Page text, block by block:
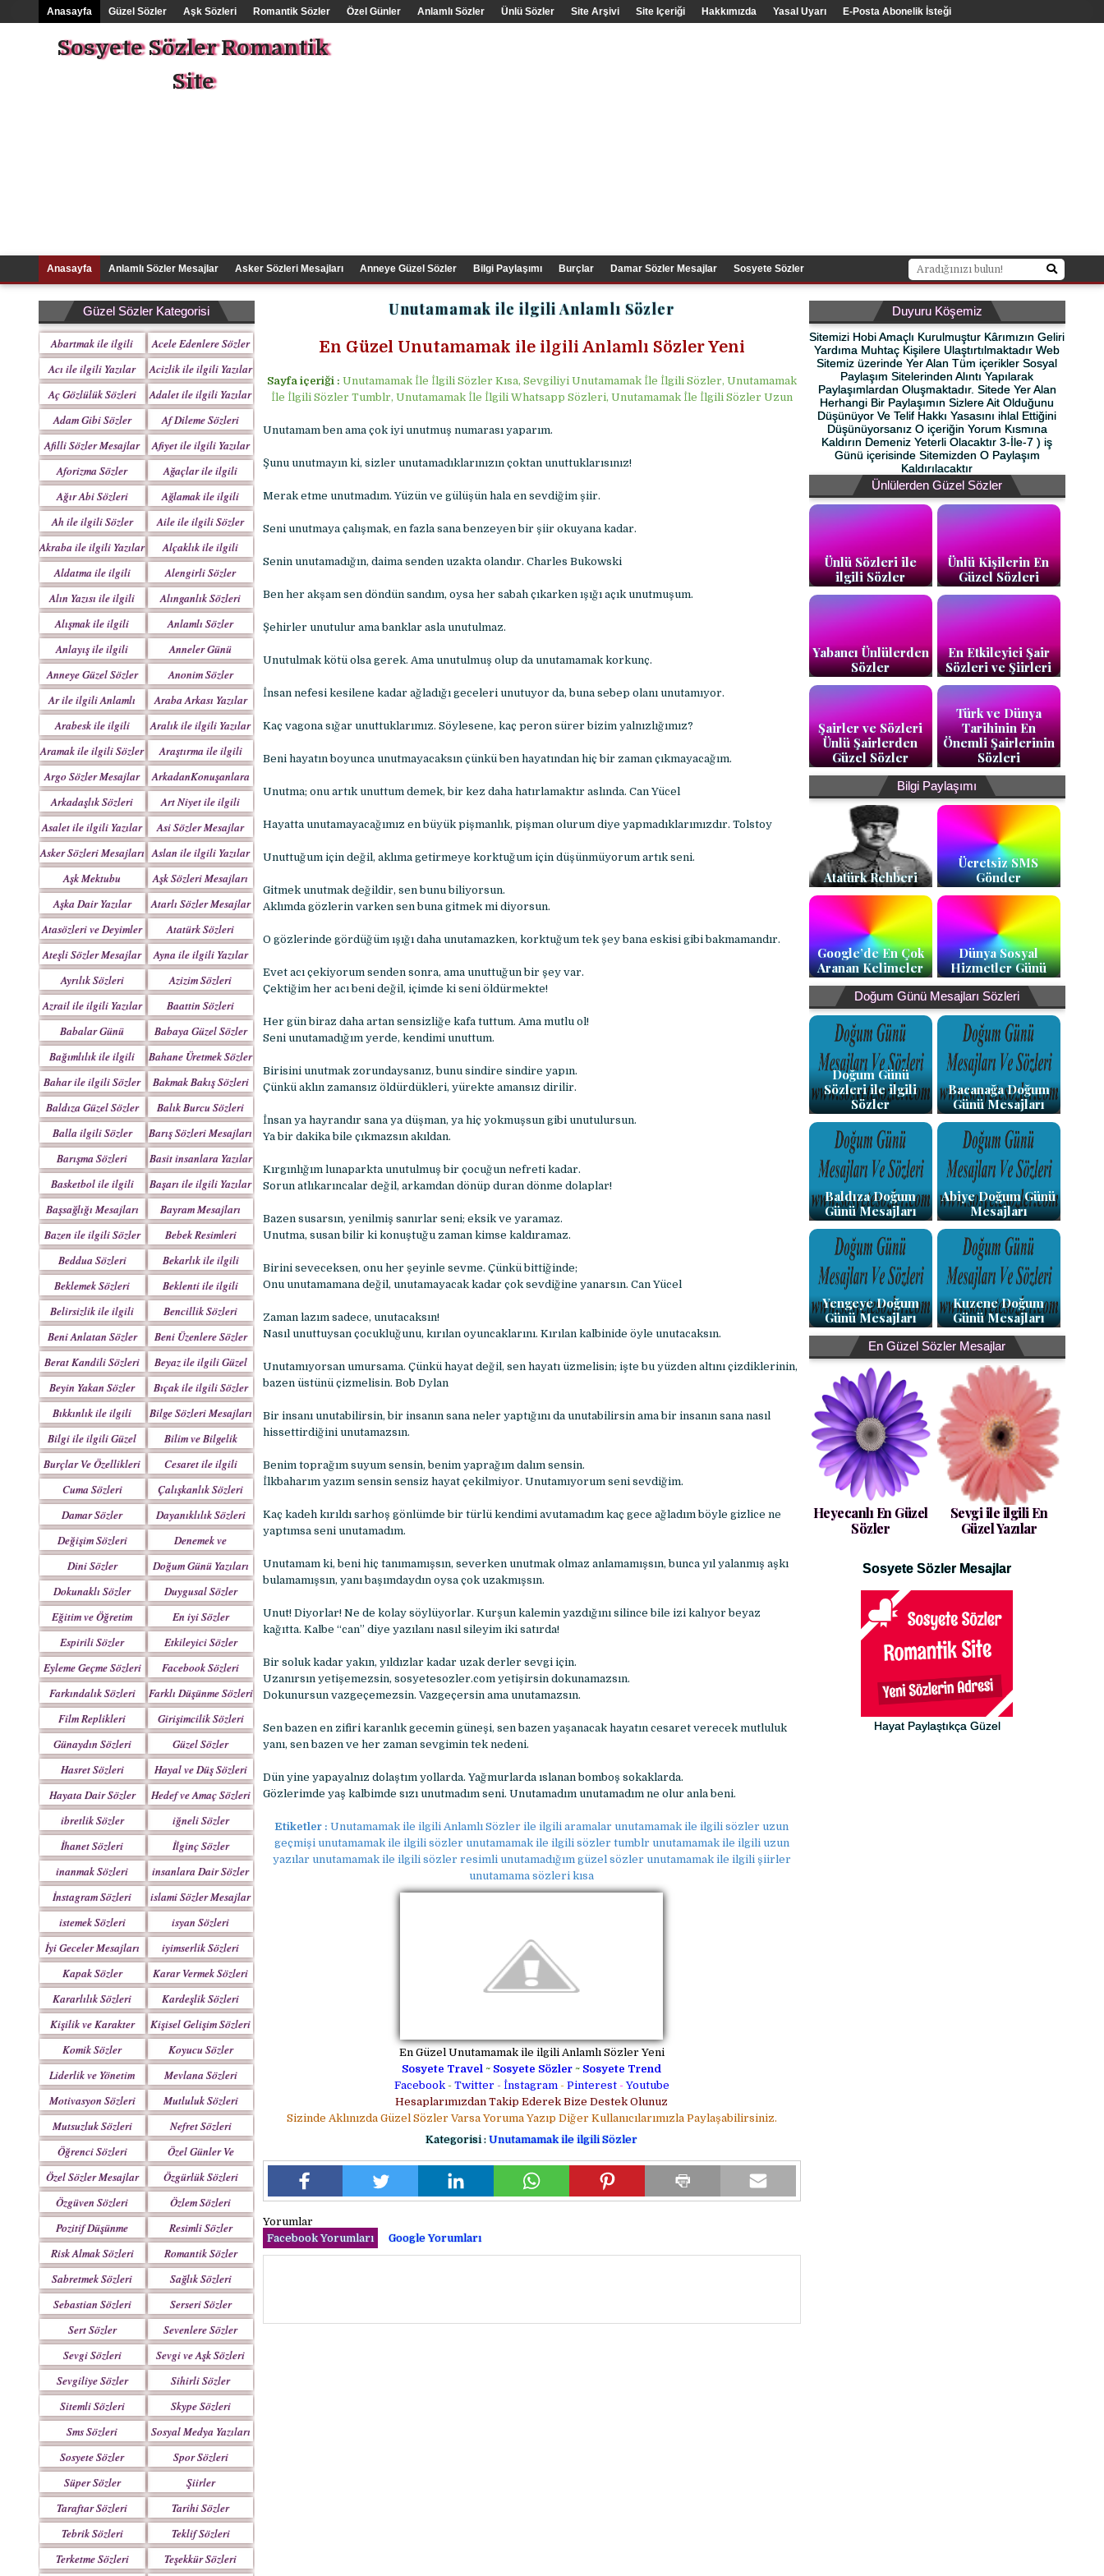
Anasayfa Güzel Sözler Aşk Sözleri Romantik Sözler Özel Günler Anlamlı Sözler Ünlü Sözler Site Arşivi Site Içeriği Hakkımızda Yasal Uyarı E-Posta Abonelik İsteği
Sosyete Sözler Romantik
Site
Anasayfa Anlamlı Sözler Mesajlar Asker Sözleri Mesajları Anneye Güzel Sözler Bilgi Paylaşımı Burçlar Damar Sözler Mesajlar Sosyete Sözler
Güzel Sözler Kategorisi
Abartmak ile ilgili
Yazılar
Acele Edenlere Sözler
Acı ile ilgili Yazılar
Acizlik ile ilgili Yazılar
Aç Gözlülük Sözleri
Adalet ile ilgili Yazılar
Adam Gibi Sözler
Mesajlar
Af Dileme Sözleri
Mesajları
Afilli Sözler Mesajlar
Afiyet ile ilgili Yazılar
Aforizma Sözler
Mesajlar
Ağaçlar ile ilgili
Yazılar
Ağır Abi Sözleri
Mesajları
Ağlamak ile ilgili
Yazılar
Ah ile ilgili Sözler
Aile ile ilgili Sözler
Akraba ile ilgili Yazılar
Alçaklık ile ilgili
Yazılar
Aldatma ile ilgili
Yazıları
Alengirli Sözler
Mesajlar
Alın Yazısı ile ilgili
Sözler
Alınganlık Sözleri
Alışmak ile ilgili
Yazılar
Anlamlı Sözler
Mesajlar
Anlayış ile ilgili
Yazılar
Anneler Günü
Mesajları
Anneye Güzel Sözler
Anonim Sözler
Ar ile ilgili Anlamlı
Sözler
Araba Arkası Yazılar
Arabesk ile ilgili
Yazılar
Aralık ile ilgili Yazılar
Aramak ile ilgili Sözler
Araştırma ile ilgili
Sözler
Argo Sözler Mesajlar
ArkadanKonuşanlara
Sözler
Arkadaşlık Sözleri
Mesajları
Art Niyet ile ilgili
Yazılar
Asalet ile ilgili Yazılar
Asi Sözler Mesajlar
Asker Sözleri Mesajları Aslan ile ilgili Yazılar
Aşk Mektubu
Mektupları
Aşk Sözleri Mesajları
Aşka Dair Yazılar
Atarlı Sözler Mesajlar
Atasözleri ve Deyimler
Atatürk Sözleri
Mesajları
Ateşli Sözler Mesajlar
Ayna ile ilgili Yazılar
Ayrılık Sözleri
Mesajları
Azizim Sözleri
Mesajları
Azrail ile ilgili Yazılar
Baattin Sözleri
Mesajları
Babalar Günü
Babaya Güzel Sözler
Bağımlılık ile ilgili
Yazılar
Bahane Üretmek Sözler
Bahar ile ilgili Sözler
Yazılar
Bakmak Bakış Sözleri
Baldıza Güzel Sözler
Balık Burcu Sözleri
Balla ilgili Sözler
Barış Sözleri Mesajları
Barışma Sözleri
Mesajları
Basit insanlara Yazılar
Basketbol ile ilgili
Sözler
Başarı ile ilgili Yazılar
Başsağlığı Mesajları
Bayram Mesajları
Sözleri
Bazen ile ilgili Sözler
Mesajlar
Bebek Resimleri
Beddua Sözleri
Mesajları
Bekarlık ile ilgili
Sözler
Beklemek Sözleri
Beklenti ile ilgili
Sözler
Belirsizlik ile ilgili
Sözler
Bencillik Sözleri
Mesajları
Beni Anlatan Sözler
Beni Üzenlere Sözler
Berat Kandili Sözleri
Mesajları
Beyaz ile ilgili Güzel
Sözler
Beyin Yakan Sözler
Bıçak ile ilgili Sözler
Bıkkınlık ile ilgili
Sözler
Bilge Sözleri Mesajları
Bilgi ile ilgili Güzel
Sözler
Bilim ve Bilgelik
Sözleri
Burçlar Ve Özellikleri
Cesaret ile ilgili
Yazılar
Cuma Sözleri
Çalışkanlık Sözleri
Damar Sözler
Dayanıklılık Sözleri
Değişim Sözleri
Denemek ve
Çabalamak Sözleri
Dini Sözler
Doğum Günü Yazıları
Dokunaklı Sözler
Duygusal Sözler
Eğitim ve Öğretim
Sözleri
En iyi Sözler
Espirili Sözler
Etkileyici Sözler
Eyleme Geçme Sözleri
Facebook Sözleri
Farkındalık Sözleri
Farklı Düşünme Sözleri
Film Replikleri
Girişimcilik Sözleri
Günaydın Sözleri
Güzel Sözler
Hasret Sözleri
Hayal ve Düş Sözleri
Hayata Dair Sözler
Hedef ve Amaç Sözleri
ibretlik Sözler
iğneli Sözler
İhanet Sözleri
İlginç Sözler
inanmak Sözleri
insanlara Dair Sözler
İnstagram Sözleri
islami Sözler Mesajlar
istemek Sözleri
isyan Sözleri
İyi Geceler Mesajları
iyimserlik Sözleri
Kapak Sözler
Karar Vermek Sözleri
Kararlılık Sözleri
Kardeşlik Sözleri
Kişilik ve Karakter
Sözleri
Kişisel Gelişim Sözleri
Komik Sözler
Koyucu Sözler
Liderlik ve Yönetim
Sözleri
Mevlana Sözleri
Motivasyon Sözleri
Mutluluk Sözleri
Mutsuzluk Sözleri
Nefret Sözleri
Öğrenci Sözleri
Özel Günler Ve
Haftalar
Özel Sözler Mesajlar
Özgürlük Sözleri
Özgüven Sözleri
Özlem Sözleri
Pozitif Düşünme
Sözleri
Resimli Sözler
Risk Almak Sözleri
Romantik Sözler
Sabretmek Sözleri
Sağlık Sözleri
Sebastian Sözleri
Serseri Sözler
Sert Sözler
Sevenlere Sözler
Sevgi Sözleri
Sevgi ve Aşk Sözleri
Sevgiliye Sözler
Sihirli Sözler
Sitemli Sözleri
Skype Sözleri
Sms Sözleri
Sosyal Medya Yazıları
Sosyete Sözler
Mesajlar
Spor Sözleri
Süper Sözler
Şiirler
Taraftar Sözleri
Tarihi Sözler
Tebrik Sözleri
Teklif Sözleri
Terketme Sözleri
Teşekkür Sözleri
Unutamamak ile ilgili Anlamlı Sözler
En Güzel Unutamamak ile ilgili Anlamlı Sözler Yeni
Sayfa içeriği : Unutamamak İle İlgili Sözler Kısa, Sevgiliyi Unutamamak İle İlgili Sözler, Unutamamak
İle İlgili Sözler Tumblr, Unutamamak İle İlgili Whatsapp Sözleri, Unutamamak İle İlgili Sözler Uzun
Unutamam ben ama çok iyi unutmuş numarası yaparım.
Şunu unutmayın ki, sizler unutamadıklarınızın çoktan unuttuklarısınız!
Merak etme unutmadım. Yüzün ve gülüşün hala en sevdiğim şiir.
Seni unutmaya çalışmak, en fazla sana benzeyen bir şiir okuyana kadar.
Senin unutamadığın, daima senden uzakta olandır. Charles Bukowski
Ben her akşam sen döndün sandım, oysa her sabah çıkarken ışığı açık unutmuşum.
Şehirler unutulur ama banklar asla unutulmaz.
Unutulmak kötü olsa gerek. Ama unutulmuş olup da unutamamak korkunç.
İnsan nefesi kesilene kadar ağladığı geceleri unutuyor da, buna sebep olanı unutamıyor.
Kaç vagona sığar unuttuklarımız. Söylesene, kaç peron sürer bizim yalnızlığımız?
Beni hayatın boyunca unutmayacaksın çünkü ben hayatından hiç bir zaman çıkmayacağım.
Unutma; onu artık unuttum demek, bir kez daha hatırlamaktır aslında. Can Yücel
Hayatta unutamayacağımız en büyük pişmanlık, pişman olurum diye yapmadıklarımızdır. Tolstoy
Unuttuğum için değil, aklıma getirmeye korktuğum için düşünmüyorum artık seni.
Gitmek unutmak değildir, sen bunu biliyorsun.
Aklımda gözlerin varken sen buna gitmek mi diyorsun.
O gözlerinde gördüğüm ışığı daha unutamazken, korktuğum tek şey bana eskisi gibi bakmamandır.
Evet acı çekiyorum senden sonra, ama unuttuğun bir şey var.
Çektiğim her acı beni değil, içimde ki seni öldürmekte!
Her gün biraz daha artan sensizliğe kafa tuttum. Ama mutlu ol!
Seni unutamadığım yerde, kendimi unuttum.
Birisini unutmak zorundaysanız, bunu sindire sindire yapın.
Çünkü aklın zamansız öldürdükleri, yürekte amansız dirilir.
İnsan ya hayrandır sana ya düşman, ya hiç yokmuşsun gibi unutulursun.
Ya bir dakika bile çıkmazsın akıldan.
Kırgınlığım lunaparkta unutulmuş bir çocuğun nefreti kadar.
Sorun atlıkarıncalar değil, arkamdan dönüp duran dönme dolaplar!
Bazen susarsın, yenilmiş sanırlar seni; eksik ve yaramaz.
Unutma, susan bilir ki konuştuğu zaman kimse kaldıramaz.
Birini seveceksen, onu her şeyinle sevme. Çünkü bittiğinde;
Onu unutamamana değil, unutamayacak kadar çok sevdiğine yanarsın. Can Yücel
Zaman lazım sadece, unutacaksın!
Nasıl unuttuysan çocukluğunu, kırılan oyuncaklarını. Kırılan kalbinide öyle unutacaksın.
Unutamıyorsan umursama. Çünkü hayat değil, sen hayatı üzmelisin; işte bu yüzden altını çizdiklerinin,
bazen üstünü çizmelisin. Bob Dylan
Bir insanı unutabilirsin, bir insanın sana neler yaptığını da unutabilirsin ama bir insanın sana nasıl
hissettirdiğini unutamazsın.
Benim toprağım suyum sensin, benim yaprağım dalım sensin.
İlkbaharım yazım sensin sensiz hayat çekilmiyor. Unutamıyorum seni sevdiğim.
Kaç kadeh kırıldı sarhoş gönlümde bir türlü kendimi avutamadım kaç gece ağladım böyle gizlice ne
yaptımsa seni unutamadım.
Unutamam ki, beni hiç tanımamışsın, severken unutmak olmaz anlamamışsın, bunca yıl yalanmış aşkı
bulamamışsın, yanı başımdaydın oysa çok uzakmışsın.
Unut! Diyorlar! Ne de kolay söylüyorlar. Kurşun kalemin yazdığını silince bile izi kalıyor beyaz
kağıtta. Kalbe “can” diye yazılanı nasıl sileyim iki satırda!
Bir soluk kadar yakın, yıldızlar kadar uzak derler sevgi için.
Uzanırsın yetişemezsin, sosyetesozler.com yetişirsin dokunamazsın.
Dokunursun vazgeçemezsin. Vazgeçersin ama unutamazsın.
Sen bazen en zifiri karanlık gecemin güneşi, sen bazen yaşanacak hayatın cesaret verecek mutluluk
yanı, sen bazen ve her zaman sevgimin tek nedeni.
Dün yine yapayalnız dolaştım yollarda. Yağmurlarda ıslanan bomboş sokaklarda.
Gözlerimde yaş kalbimde sızı unutmadım seni. Unutamadım unutamadım ne olur anla beni.
Etiketler : Unutamamak ile ilgili Anlamlı Sözler ile ilgili aramalar unutamamak ile ilgili sözler uzun
geçmişi unutamamak ile ilgili sözler unutamamak ile ilgili sözler tumblr unutamamak ile ilgili uzun
yazılar unutamamak ile ilgili sözler resimli unutamadığım güzel sözler unutamamak ile ilgili şiirler
unutamama sözleri kısa
En Güzel Unutamamak ile ilgili Anlamlı Sözler Yeni
Sosyete Travel ~ Sosyete Sözler ~ Sosyete Trend
Facebook- Twitter - İnstagram- Pinterest- Youtube
Hesaplarımızdan Takip Ederek Bize Destek Olunuz
Sizinde Aklınızda Güzel Sözler Varsa Yoruma Yazıp Diğer Kullanıcılarımızla Paylaşabilirsiniz.
Kategorisi : Unutamamak ile ilgili Sözler
Yorumlar
Facebook Yorumları
Google Yorumları
Duyuru Köşemiz
Sitemizi Hobi Amaçlı Kurulmuştur Kârımızın Geliri
Yardıma Muhtaç Kişilere Ulaştırtılmaktadır Web
Sitemiz üzerinde Yer Alan Tüm içerikler Sosyal
Paylaşım Sitelerinden Alıntı Yapılarak
Paylaşımlardan Oluşmaktadır. Sitede Yer Alan
Herhangi Bir Paylaşımın Sizlere Ait Olduğunu
Düşünüyor Ve Telif Hakkı Yasasını ihlal Ettiğini
Düşünüyorsanız O içeriğin Yorum Kısmına
Kaldırın Demeniz Yeterli Olacaktır 3-İle-7 ) iş
Günü içerisinde Sitemizden O Paylaşım
Kaldırılacaktır
Ünlülerden Güzel Sözler
Ünlü Sözleri ile
ilgili Sözler
Ünlü Kişilerin En
Güzel Sözleri
Yabancı Ünlülerden
Sözler
En Etkileyici Şair
Sözleri ve Şiirleri
Şairler ve Sözleri
Ünlü Şairlerden
Güzel Sözler
Türk ve Dünya
Tarihinin En
Önemli Şairlerinin
Sözleri
Bilgi Paylaşımı
Atatürk Rehberi
Ücretsiz SMS
Gönder
Google’de En Çok
Aranan Kelimeler
Dünya Sosyal
Hizmetler Günü
Doğum Günü Mesajları Sözleri
Doğum Günü
Sözleri ile ilgili
Sözler
Bacanağa Doğum
Günü Mesajları
Baldıza Doğum
Günü Mesajları
Abiye Doğum Günü
Mesajları
Yengeye Doğum
Günü Mesajları
Kuzene Doğum
Günü Mesajları
En Güzel Sözler Mesajlar
Heyecanlı En Güzel
Sözler
Sevgi ile ilgili En
Güzel Yazılar
Sosyete Sözler Mesajlar
Hayat Paylaştıkça Güzel